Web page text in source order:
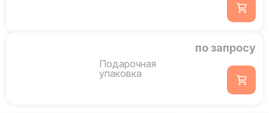
Подарочная
упаковка
по запросу